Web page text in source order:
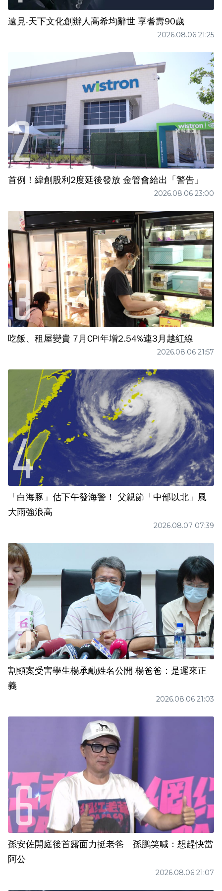
遠見‧天下文化創辦人高希均辭世 享耆壽90歲
2026.08.06 21:25
首例！緯創股利2度延後發放 金管會給出「警告」
2026.08.06 23:00
吃飯、租屋變貴 7月CPI年增2.54%連3月越紅線
2026.08.06 21:57
「白海豚」估下午發海警！ 父親節「中部以北」風
大雨強浪高
2026.08.07 07:39
割頸案受害學生楊承勳姓名公開 楊爸爸：是遲來正
義
2026.08.06 21:03
孫安佐開庭後首露面力挺老爸 孫鵬笑喊：想趕快當
阿公
2026.08.06 21:07